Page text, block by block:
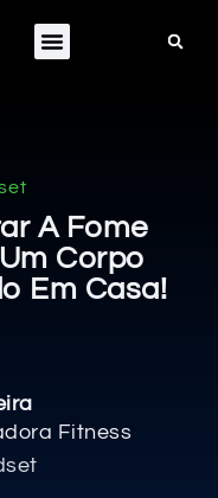
A Fome
Corpo
Em Casa!
Fitness